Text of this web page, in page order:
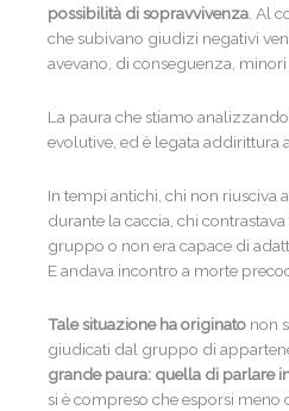
possibilità di sopravvivenza. Al
che subivano giudizi negativi
avevano, di conseguenza,
La paura che stiamo
evolutive, ed è legata addirittura
In tempi antichi, chi non riusciva
durante la caccia, chi
gruppo o non era capace di
E andava incontro a morte
Tale situazione ha originato non
giudicati dal gruppo di
grande paura: quella di parlare
si è compreso che esporsi meno